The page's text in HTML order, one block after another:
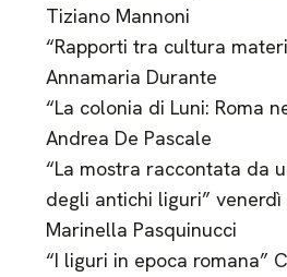
Tiziano Mannoni
“Rapporti tra cultura
Annamaria Durante
“La colonia di Luni: Roma
Andrea De Pascale
“La mostra raccontata da
degli antichi liguri”
Marinella Pasquinucci
“I liguri in epoca romana”